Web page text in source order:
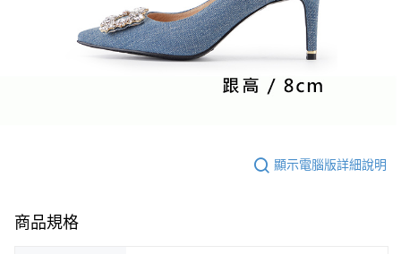
顯示電腦版詳細說明
商品規格